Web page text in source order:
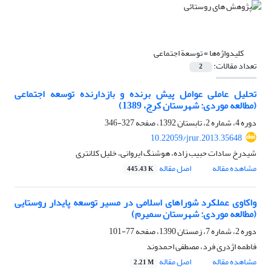
کلیدواژه‌ها =توسعة اجتماعی
تعداد مقالات: 2
تحلیل عاملی عوامل پیش برنده و بازدارنده توسعه اجتماعی
(مطالعه موردی: شهرستان کرج، 1389)
دوره 4، شماره 2، تابستان 1392، صفحه
327-346
10.22059/jrur.2013.35648
شیدرخ سادات حبیب زاده، هوشنگ ایروانی، خلیل کلانتری
مشاهده مقاله
اصل مقاله 445.43 K
واکاوی عملکرد شوراهای اسلامی در مسیر توسعه پایدار روستایی
(مطالعه موردی: شهرستان سمیرم)
دوره 2، شماره 7، زمستان 1390، صفحه
77-101
فاطمه اژدری فرد، مصطفی احمدوند
مشاهده مقاله
اصل مقاله 2.21 M